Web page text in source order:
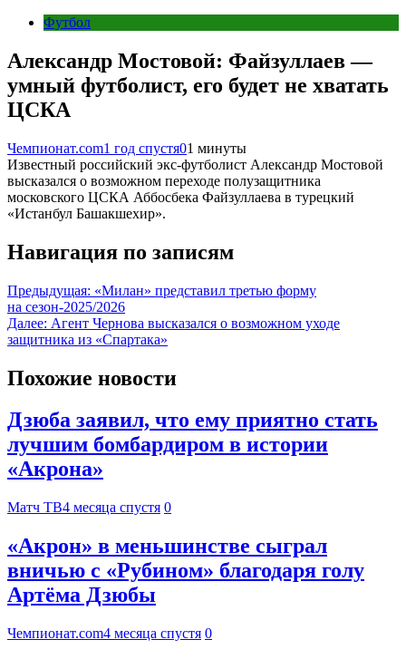
Футбол
Александр Мостовой: Файзуллаев —
умный футболист, его будет не хватать
ЦСКА
Чемпионат.com1 год спустя01 минуты
Известный российский экс-футболист Александр Мостовой
высказался о возможном переходе полузащитника
московского ЦСКА Аббосбека Файзуллаева в турецкий
«Истанбул Башакшехир».
Навигация по записям
Предыдущая: «Милан» представил третью форму
на сезон-2025/2026
Далее: Агент Чернова высказался о возможном уходе
защитника из «Спартака»
Похожие новости
Дзюба заявил, что ему приятно стать
лучшим бомбардиром в истории
«Акрона»
Матч ТВ4 месяца спустя 0
«Акрон» в меньшинстве сыграл
вничью с «Рубином» благодаря голу
Артёма Дзюбы
Чемпионат.com4 месяца спустя 0